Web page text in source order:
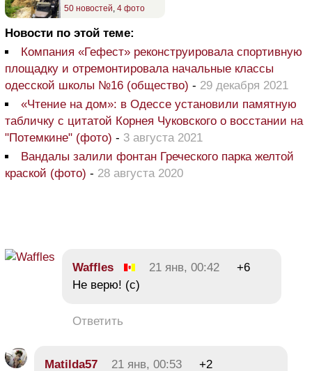
50 новостей 4 фото
Новости по этой теме:
Компания «Гефест» реконструировала спортивную
площадку и отремонтировала начальные классы
одесской школы №16 (общество) - 29 декабря 2021
«Чтение на дом»: в Одессе установили памятную
табличку с цитатой Корнея Чуковского о восстании на
"Потемкине" (фото) - 3 августа 2021
Вандалы залили фонтан Греческого парка желтой
краской (фото) - 28 августа 2020
Waffles 21 янв, 00:42
+6
Не верю! (с)
Ответить
Matilda57 21 янв, 00:53
+2